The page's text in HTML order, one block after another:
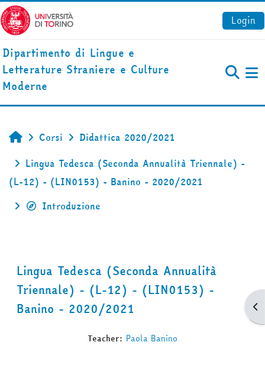
Vai al contenuto principale
Login
Dipartimento di Lingue e
Letterature Straniere e Culture
Moderne
Home
Corsi
Didattica 2020/2021
Lingua Tedesca (Seconda Annualità Triennale) -
(L-12) - (LIN0153) - Banino - 2020/2021
Introduzione
Lingua Tedesca (Seconda Annualità
Triennale) - (L-12) - (LIN0153) -
Banino - 2020/2021
Teacher: Paola Banino